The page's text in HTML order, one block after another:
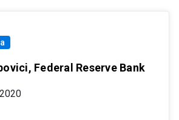
Federal Reserve Bank